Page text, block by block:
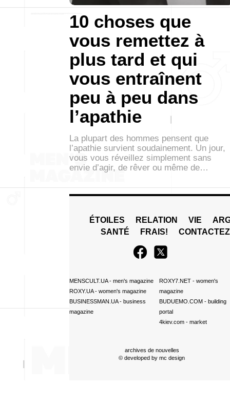
10 choses que
vous remettez à
plus tard et qui
vous entraînent
peu à peu dans
l’apathie
La plupart des hommes pensent que
l’apathie survient soudainement. Un jour,
vous vous réveillez simplement sans
envie d’agir, de rêver ou même de…
ÉTOILES RELATION VIE
SANTÉ
FRAIS!
MENSCULT.UA- men's magazine
ROXY.UA- women's magazine
BUSINESSMAN.UA- business
magazine
ROXY7.NET- women's
magazine
BUDUEMO.COM- building
portal
4kiev.com- market
archives de nouvelles
© developed by mc design